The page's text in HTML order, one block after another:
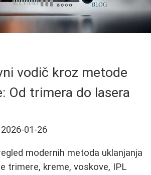
vodič kroz metode
Od trimera do lasera
2026-01-26
modernih metoda uklanjanja
trimere, kreme, voskove, IPL